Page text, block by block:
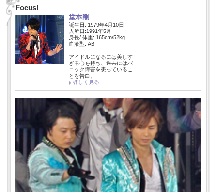
Focus!
堂本剛
誕生日: 1979年4月10日
入所日:1991年5月
身長/ 体重: 165cm/52kg
血液型: AB
アイドルになるには美しす
ぎる心を持ち、過去にはパ
ニック障害を患っているこ
とを告白。
詳しく見る